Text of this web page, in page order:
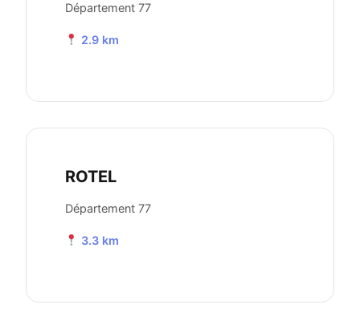
Département 77
2.9 km
ROTEL
Département 77
3.3 km